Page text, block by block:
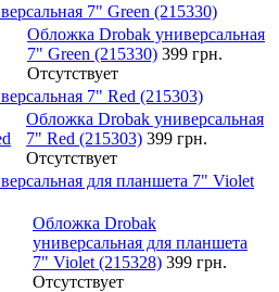
7" Green (215330)
Обложка Drobak универсальная
7" Green (215330) 399 грн.
Отсутствует
7" Red (215303)
Обложка Drobak универсальная
7" Red (215303) 399 грн.
Отсутствует
для планшета 7" Violet
Обложка Drobak
универсальная для планшета
7" Violet (215328) 399 грн.
Отсутствует